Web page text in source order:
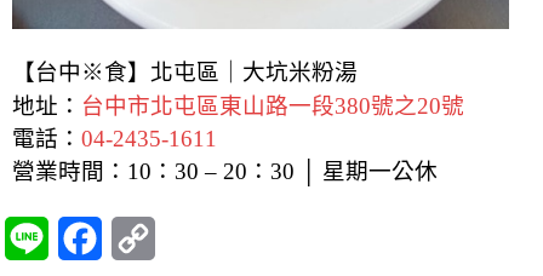
【台中※食】北屯區｜大坑米粉湯
地址： 台中市北屯區東山路一段380號之20號
電話： 04-2435-1611
營業時間：10：30 – 20：30 │ 星期一公休